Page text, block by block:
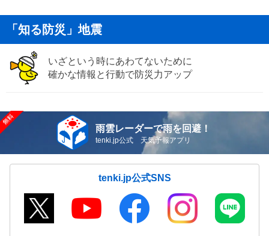
「知る防災」地震
いざという時にあわてないために
確かな情報と行動で防災力アップ
雨雲レーダーで雨を回避！
tenki.jp公式 天気予報アプリ
tenki.jp公式SNS